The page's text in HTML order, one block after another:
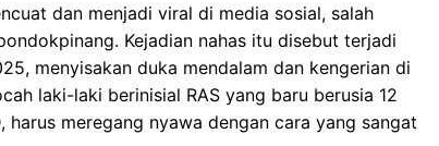
dan menjadi viral di media sosial, salah
Kejadian nahas itu disebut terjadi
menyisakan duka mendalam dan kengerian di
laki-laki berinisial RAS yang baru berusia 12
meregang nyawa dengan cara yang sangat